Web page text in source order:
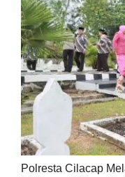
Polresta Cilacap